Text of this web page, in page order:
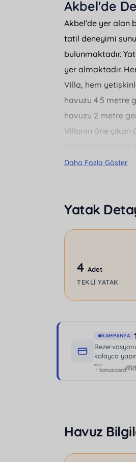
Akbel'de
Akbel'de yer alan
tatil deneyimi
bulunmaktadır.
yer almaktadır.
Villa, hem
havuzu 4.5 metre
havuzu 2 metre
Villanın öne
restoran gibi
faydalanabilirler.
Deniz, plaj ve
Daha Fazla Göster
Yatak
4 Adet
TEKLI YATAK
KAMPANYA
kolayca
Havuz